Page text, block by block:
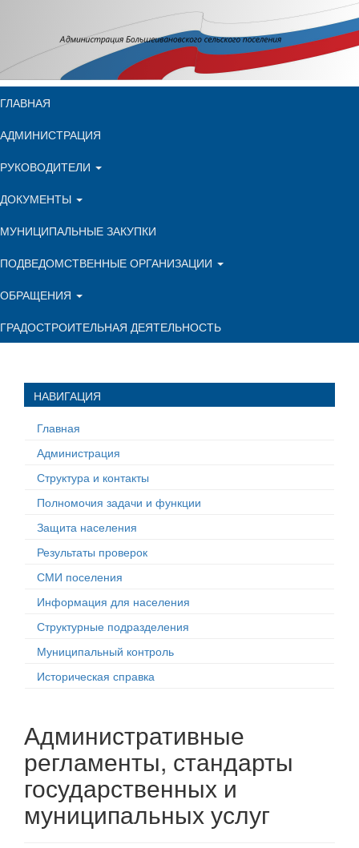
ГЛАВНАЯ
АДМИНИСТРАЦИЯ
РУКОВОДИТЕЛИ
ДОКУМЕНТЫ
МУНИЦИПАЛЬНЫЕ ЗАКУПКИ
ПОДВЕДОМСТВЕННЫЕ ОРГАНИЗАЦИИ
ОБРАЩЕНИЯ
ГРАДОСТРОИТЕЛЬНАЯ ДЕЯТЕЛЬНОСТЬ
НАВИГАЦИЯ
Главная
Администрация
Структура и контакты
Полномочия задачи и функции
Защита населения
Результаты проверок
СМИ поселения
Информация для населения
Структурные подразделения
Муниципальный контроль
Историческая справка
Административные
регламенты, стандарты
государственных и
муниципальных услуг